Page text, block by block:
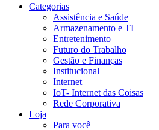
Categorias
Assistência e Saúde
Armazenamento e TI
Entretenimento
Futuro do Trabalho
Gestão e Finanças
Institucional
Internet
IoT- Internet das Coisas
Rede Corporativa
Loja
Para você